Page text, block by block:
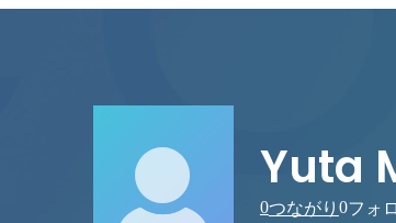
Yuta
0つながり 0フォ